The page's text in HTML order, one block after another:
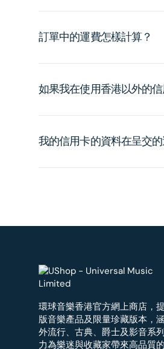
訂單中的運費怎樣計算？
如果我在使用香港以外的
我的信用卡的資料在呈交
環球音樂香港官方網上商店，
版音樂產品及限量珍藏版本，
外流行、古典、爵士及影音系
力為樂迷與收藏家帶來高品質